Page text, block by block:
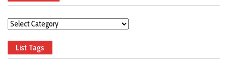
Categories
List Tags